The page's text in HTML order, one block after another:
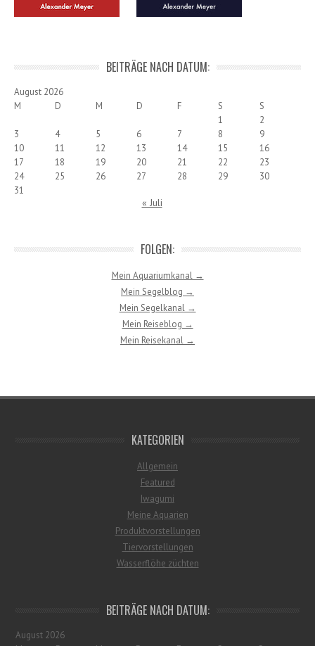
BEITRÄGE NACH DATUM:
August 2026
M
D M D F S
S
1
2
3
4 5 6 7 8
9
10
11 12 13 14 15
16
17
18 19 20 21 22
23
24
25 26 27 28 29
30
31
« Juli
FOLGEN:
Mein Aquariumkanal →
Mein Segelblog →
Mein Segelkanal →
Mein Reiseblog →
Mein Reisekanal →
KATEGORIEN
Allgemein
Featured
Iwagumi
Meine Aquarien
Produktvorstellungen
Tiervorstellungen
Wasserflöhe züchten
BEITRÄGE NACH DATUM:
August 2026